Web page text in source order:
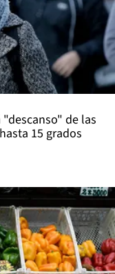
de las
15 grados